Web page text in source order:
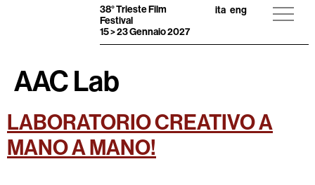
38° Trieste Film
Festival
15 > 23 Gennaio 2027
ita eng
AAC Lab
LABORATORIO CREATIVO A
MANO A MANO!